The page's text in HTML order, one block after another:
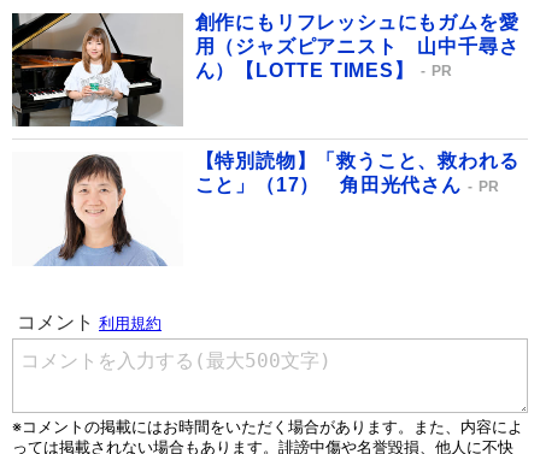
創作にもリフレッシュにもガムを愛
用（ジャズピアニスト 山中千尋さ
ん）【LOTTE TIMES】
PR
【特別読物】「救うこと、救われる
こと」（17） 角田光代さん
PR